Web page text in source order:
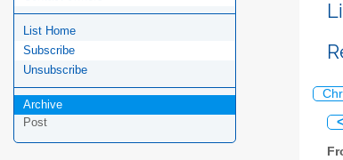
List Home
Subscribe
Unsubscribe
Archive
Post
<